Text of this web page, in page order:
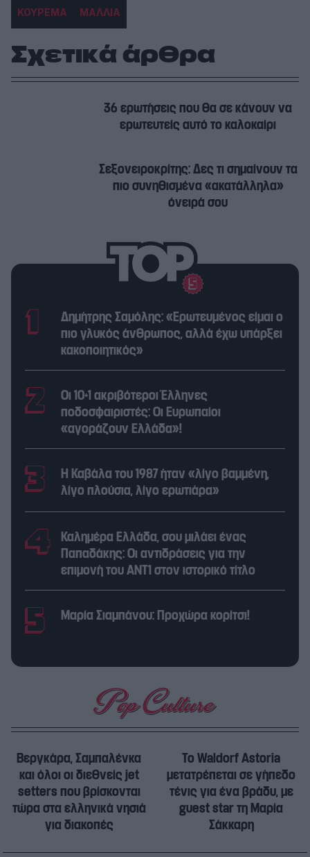
ΚΟΥΡΕΜΑ ΜΑΛΛΙΑ
Σχετικά άρθρα
36 ερωτήσεις που θα σε κάνουν να
ερωτευτείς αυτό το καλοκαίρι
Σεξονειροκρίτης: Δες τι σημαίνουν τα
πιο συνηθισμένα «ακατάλληλα»
όνειρά σου
Δημήτρης Σαμόλης: «Ερωτευμένος είμαι ο
πιο γλυκός άνθρωπος, αλλά έχω υπάρξει
κακοποιητικός»
Οι 10+1 ακριβότεροι Έλληνες
ποδοσφαιριστές: Οι Ευρωπαίοι
«αγοράζουν Ελλάδα»!
Η Καβάλα του 1987 ήταν «λίγο βαμμένη,
λίγο πλούσια, λίγο ερωτιάρα»
Καλημέρα Ελλάδα, σου μιλάει ένας
Παπαδάκης: Οι αντιδράσεις για την
επιμονή του ΑΝΤ1 στον ιστορικό τίτλο
Μαρία Σιαμπάνου: Προχώρα κορίτσι!
Βεργκάρα, Σαμπαλένκα
και όλοι οι διεθνείς jet
setters που βρίσκονται
τώρα στα ελληνικά νησιά
για διακοπές
Το Waldorf Astoria
μετατρέπεται σε γήπεδο
τένις για ένα βράδυ, με
guest star τη Μαρία
Σάκκαρη